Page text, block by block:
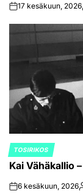
on17 kesäkuun, 2026
POSTED
IN
TOSIRIKOS
Kai Vähäkallio
on6 kesäkuun, 2026